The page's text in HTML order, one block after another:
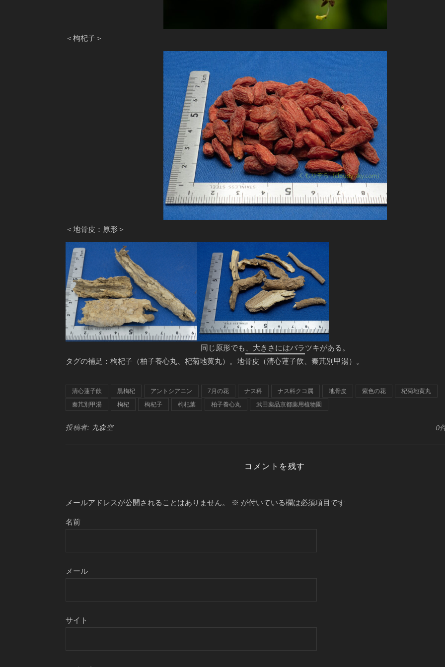
＜枸杞子＞
＜地骨皮：原形＞
同じ原形でも、大きさにはバラツキがある。
タグの補足：枸杞子（柏子養心丸、杞菊地黄丸）。地骨皮（清心蓮子飲、秦芁別甲湯）。
清心蓮子飲 黒枸杞 アントシアニン 7月の花 ナス科 ナス科クコ属 地骨皮 紫色の花
杞菊地黄丸
秦芁別甲湯
枸杞 枸杞子 枸杞葉 柏子養心丸 武田薬品京都薬用植物園
投稿者: 九森空 0
コメントを残す
メールアドレスが公開されることはありません。 ※ が付いている欄は必須項目です
名前
メール
サイト